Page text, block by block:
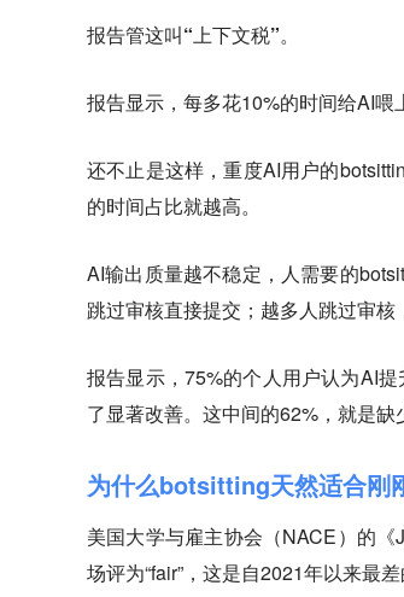
报告管这叫“上下文税”。
报告显示，每多花10%的时间给AI喂
还不止是这样，重度AI用户的
的时间占比就越高。
AI输出质量越不稳定，人需要的
跳过审核直接提交；越多人跳过审核
报告显示，75%的个人用户认为AI
了显著改善。这中间的62%，就是缺
为什么botsitting天然适合刚
美国大学与雇主协会（NACE）的
场评为“fair”，这是自2021年以来最差